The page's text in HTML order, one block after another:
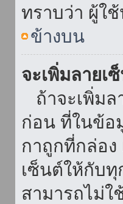
ทราบว่า ผู้ใ
ข้างบน
จะเพิ่มลายเ
ถ้าจะเพิ่มล
ก่อน ที่ในข้อ
กาถูกที่กล่อ
เซ็นต์ให้กับ
สามารถไม่ใ